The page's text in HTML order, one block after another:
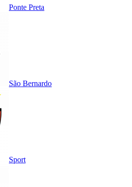
Ponte Preta
São Bernardo
Sport